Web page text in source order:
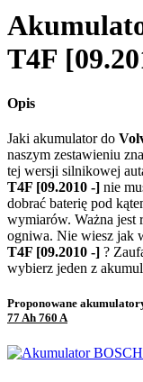
T4F
Opis
Jaki akumulator do
naszym zestawieniu
tej wersji silnikowej
T4F [09.2010 -] nie
dobrać baterię pod
wymiarów. Ważna jest
ogniwa. Nie wiesz jak
T4F [09.2010 -] ?
wybierz jeden z
Proponowane
77 Ah 760 A